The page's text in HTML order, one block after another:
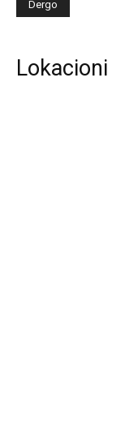
Lokacioni